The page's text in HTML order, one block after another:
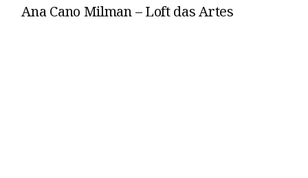
Ana Cano Milman – Loft das Artes